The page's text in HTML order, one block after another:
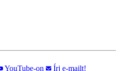
YouTube-on Írj e-mailt!